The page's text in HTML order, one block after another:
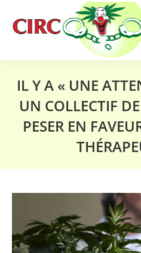
IL Y A « UNE
UN COLLECTIF
PESER EN